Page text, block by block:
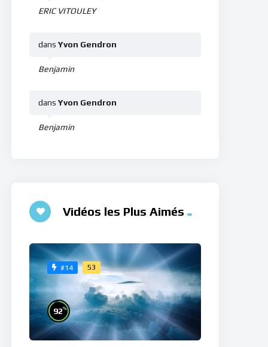
ERIC VITOULEY
Benjamin
dansYvon Gendron
Benjamin
dansYvon Gendron
Vidéos les Plus Aimés
#14 53
92%